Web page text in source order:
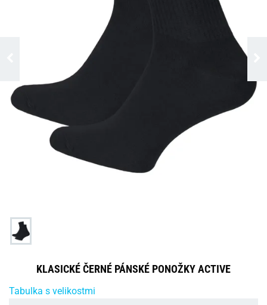
KLASICKÉ ČERNÉ PÁNSKÉ PONOŽKY ACTIVE
Tabulka s velikostmi